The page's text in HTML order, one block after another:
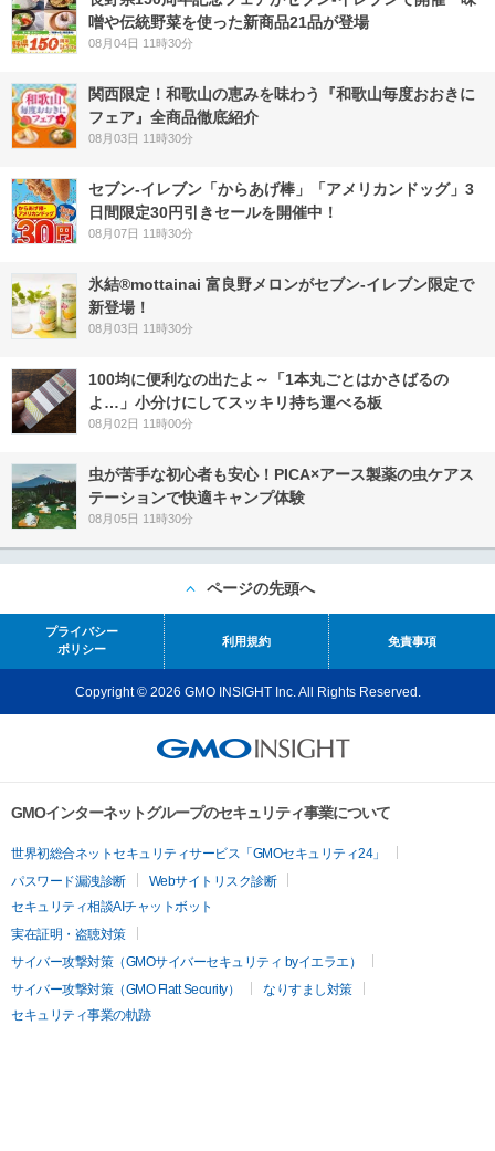
噌や伝統野菜を使った新商品21品が登場
08月04日 11時30分
関西限定！和歌山の恵みを味わう『和歌山毎度おおきに
フェア』全商品徹底紹介
08月03日 11時30分
セブン‐イレブン「からあげ棒」「アメリカンドッグ」3
日間限定30円引きセールを開催中！
08月07日 11時30分
氷結®mottainai 富良野メロンがセブン‐イレブン限定で
新登場！
08月03日 11時30分
100均に便利なの出たよ～「1本丸ごとはかさばるの
よ…」小分けにしてスッキリ持ち運べる板
08月02日 11時00分
虫が苦手な初心者も安心！PICA×アース製薬の虫ケアス
テーションで快適キャンプ体験
08月05日 11時30分
ページの先頭へ
プライバシー
ポリシー
利用規約 免責事項
Copyright © 2026 GMO INSIGHT Inc. All Rights Reserved.
GMOインターネットグループのセキュリティ事業について
世界初総合ネットセキュリティサービス「GMOセキュリティ24」
パスワード漏洩診断
Webサイトリスク診断
セキュリティ相談AIチャットボット
実在証明・盗聴対策
サイバー攻撃対策（GMOサイバーセキュリティ byイエラエ）
サイバー攻撃対策（GMO Flatt Security）
なりすまし対策
セキュリティ事業の軌跡